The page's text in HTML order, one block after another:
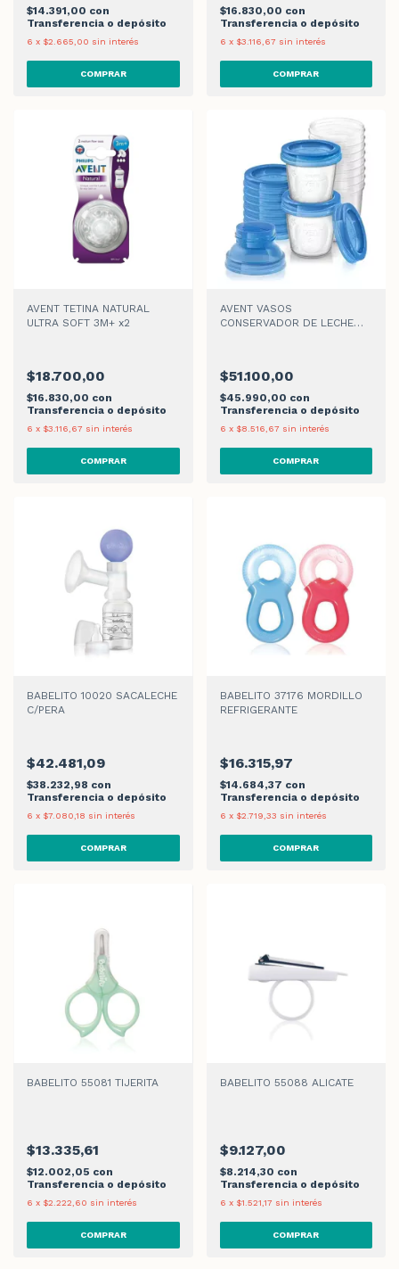
$14.391,00 con
Transferencia o depósito
6 x $2.665,00 sin interés
$16.830,00 con
Transferencia o depósito
6 x $3.116,67 sin interés
AVENT TETINA NATURAL
ULTRA SOFT 3M+ x2
$18.700,00
$16.830,00 con
Transferencia o depósito
6 x $3.116,67 sin interés
AVENT VASOS
CONSERVADOR DE LECHE
$51.100,00
$45.990,00 con
Transferencia o depósito
6 x $8.516,67 sin interés
BABELITO 10020 SACALECHE
C/PERA
$42.481,09
$38.232,98 con
Transferencia o depósito
6 x $7.080,18 sin interés
BABELITO 37176 MORDILLO
REFRIGERANTE
$16.315,97
$14.684,37 con
Transferencia o depósito
6 x $2.719,33 sin interés
BABELITO 55081 TIJERITA
$13.335,61
$12.002,05 con
Transferencia o depósito
6 x $2.222,60 sin interés
BABELITO 55088 ALICATE
$9.127,00
$8.214,30 con
Transferencia o depósito
6 x $1.521,17 sin interés